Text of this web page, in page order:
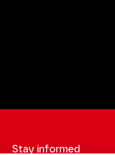
Stay informed